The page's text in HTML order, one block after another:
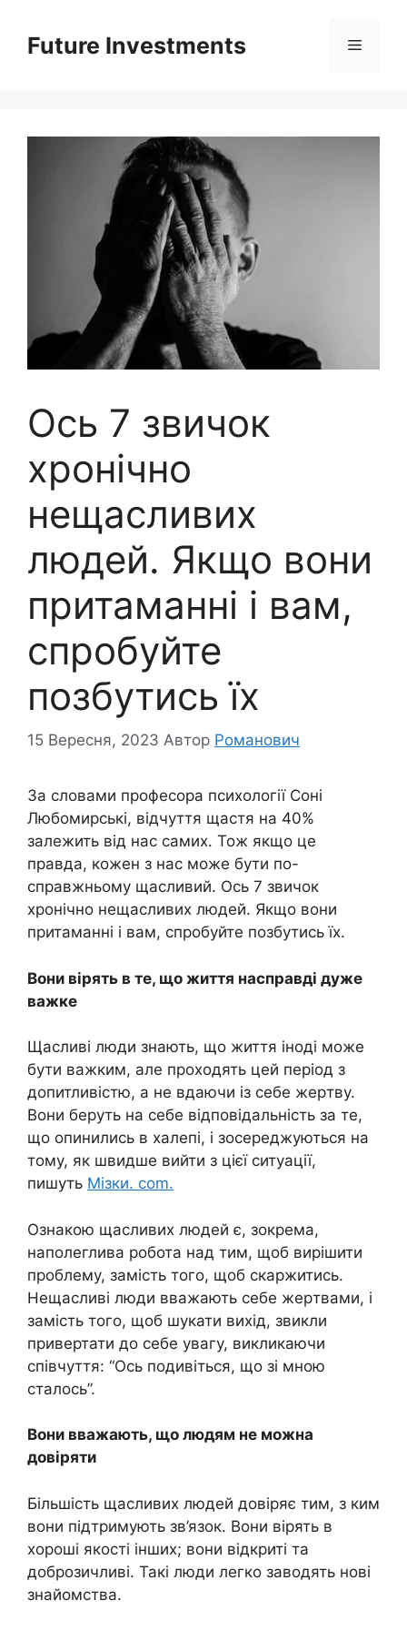
вмістуFuture Investments Меню
Oсь 7 звичок
хронічно
нещасливих
людей. Якщо вони
притаманні і вам,
спробуйте
позбутись їх
15 Вересня, 2023 Автор Романович
За словами професора психології Соні
Любомирські, відчуття щастя на 40%
залежить від нас самих. Тож якщо це
правда, кожен з нас може бути по-
справжньому щасливий. Ось 7 звичок
хронічно нещасливих людей. Якщо вони
притаманні і вам, спробуйте позбутись їх.
Вони вірять в те, що життя насправді дуже
важке
Щасливі люди знають, що життя іноді може
бути важким, але проходять цей період з
допитливістю, а не вдаючи із себе жеpтву.
Вони беруть на себе відповідальність за те,
що опинились в халепі, і зосереджуються на
тому, як швидше вийти з цієї ситуації,
пишуть Мізки. com.
Ознакою щасливих людей є, зокрема,
наполеглива робота над тим, щоб вирішити
проблему, замість того, щоб скаржитись.
Нещасливі люди вважають себе жеpтвами, і
замість того, щоб шукати вихід, звикли
привертати до себе увагу, викликаючи
співчуття: “Ось подивіться, що зі мною
сталось”.
Вони вважають, що людям не можна
довіряти
Більшість щасливих людей довіряє тим, з ким
вони підтримують зв’язок. Вони вірять в
хороші якості інших; вони відкриті та
доброзичливі. Такі люди легко заводять нові
знайомства.